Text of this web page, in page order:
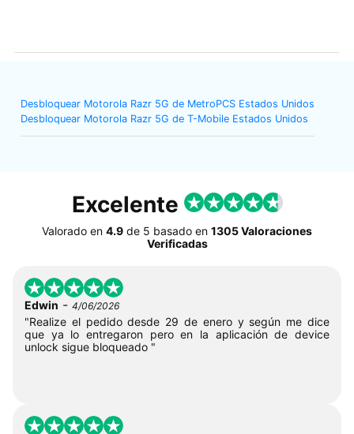
Desbloquear Motorola Razr 5G de MetroPCS Estados Unidos
Desbloquear Motorola Razr 5G de T-Mobile Estados Unidos
Excelente
Valorado en 4.9 de 5 basado en 1305 Valoraciones
Verificadas
Edwin - 4/06/2026
"Realize el pedido desde 29 de enero y según me dice
que ya lo entregaron pero en la aplicación de device
unlock sigue bloqueado "